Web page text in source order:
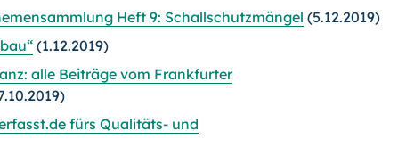
Heft 9: Schallschutzmängel (5.12.2019)
(1.12.2019)
alle Beiträge vom Frankfurter
fürs Qualitäts- und